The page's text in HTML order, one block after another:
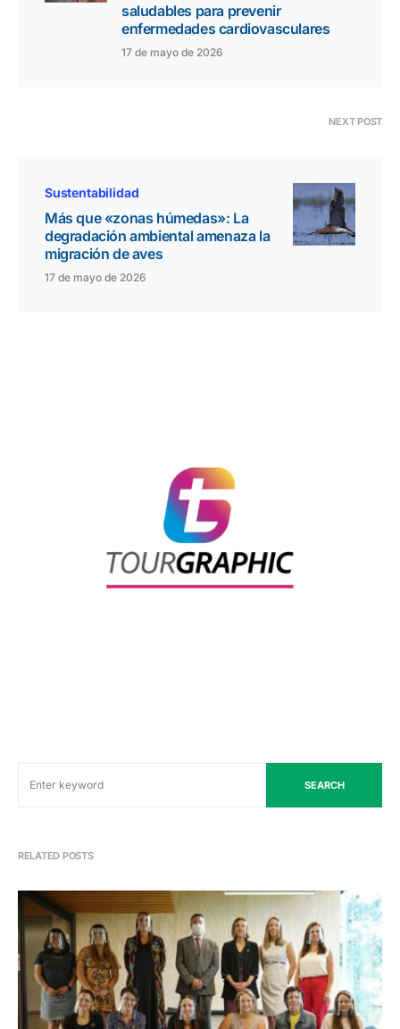
saludables para prevenir
enfermedades cardiovasculares
17 de mayo de 2026
NEXT POST
Sustentabilidad
Más que «zonas húmedas»: La
degradación ambiental amenaza la
migración de aves
17 de mayo de 2026
SEARCH
RELATED POSTS